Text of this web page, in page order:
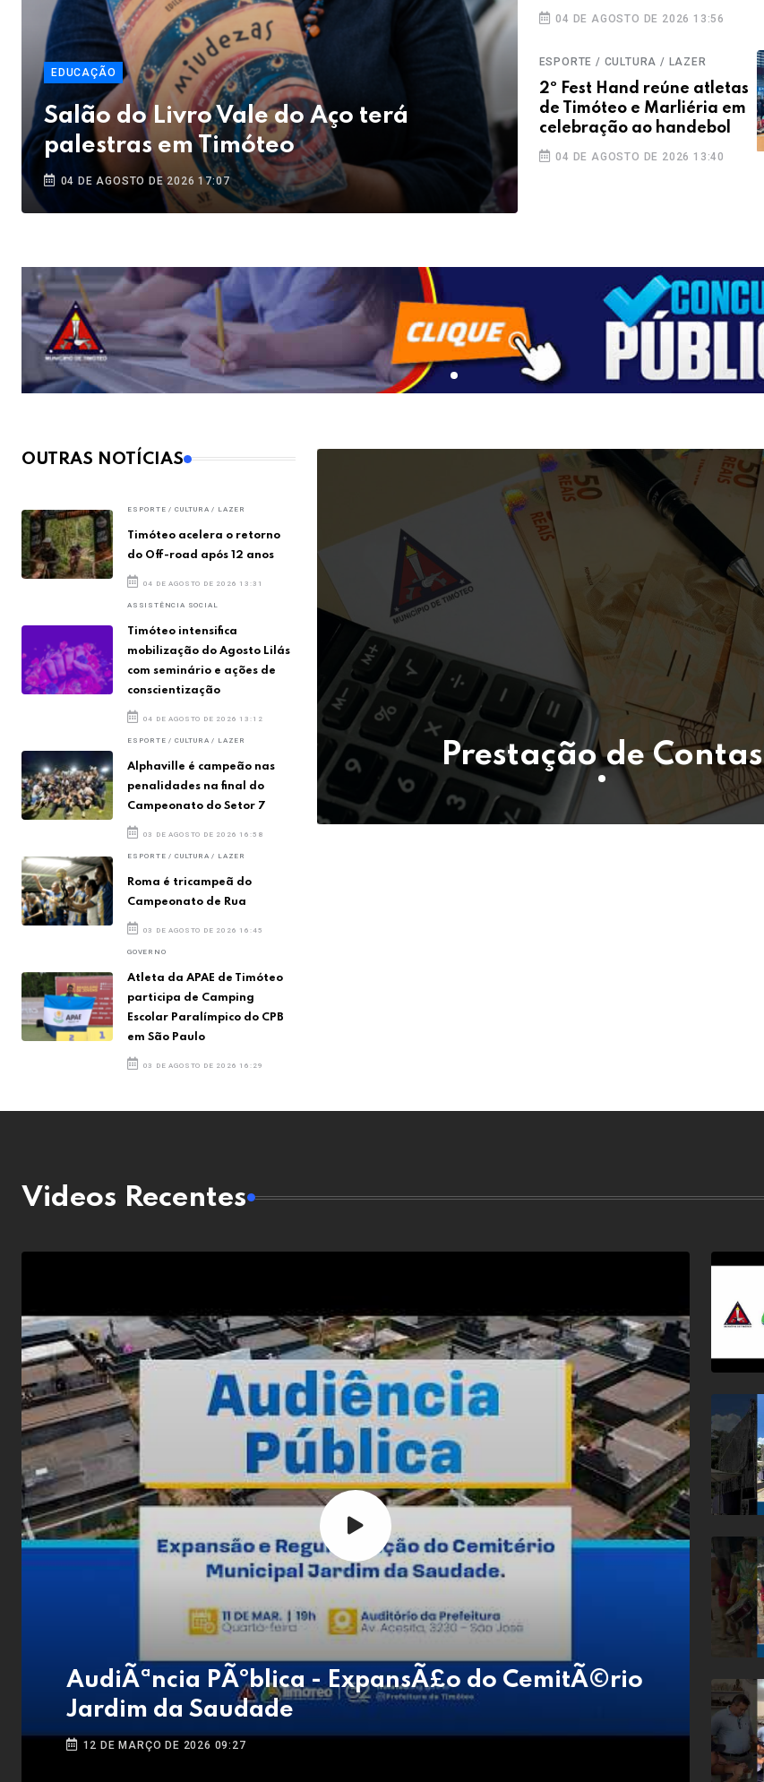
EDUCAÇÃO
Salão do Livro Vale do Aço terá
palestras em Timóteo
04 DE AGOSTO DE 2026 17:07
04 DE AGOSTO DE 2026 13:56
ESPORTE / CULTURA / LAZER
2º Fest Hand reúne atletas
de Timóteo e Marliéria em
celebração ao handebol
04 DE AGOSTO DE 2026 13:40
OUTRAS NOTÍCIAS
ESPORTE / CULTURA / LAZER
Timóteo acelera o retorno
do Off-road após 12 anos
04 DE AGOSTO DE 2026 13:31
ASSISTÊNCIA SOCIAL
Timóteo intensifica
mobilização do Agosto Lilás
com seminário e ações de
conscientização
04 DE AGOSTO DE 2026 13:12
ESPORTE / CULTURA / LAZER
Alphaville é campeão nas
penalidades na final do
Campeonato do Setor 7
03 DE AGOSTO DE 2026 16:58
ESPORTE / CULTURA / LAZER
Roma é tricampeã do
Campeonato de Rua
03 DE AGOSTO DE 2026 16:45
GOVERNO
Atleta da APAE de Timóteo
participa de Camping
Escolar Paralímpico do CPB
em São Paulo
03 DE AGOSTO DE 2026 16:29
de Contas Prestação de Contas
Videos Recentes
AudiÃªncia PÃºblica - ExpansÃ£o do CemitÃ©rio
Jardim da Saudade
12 DE MARÇO DE 2026 09:27